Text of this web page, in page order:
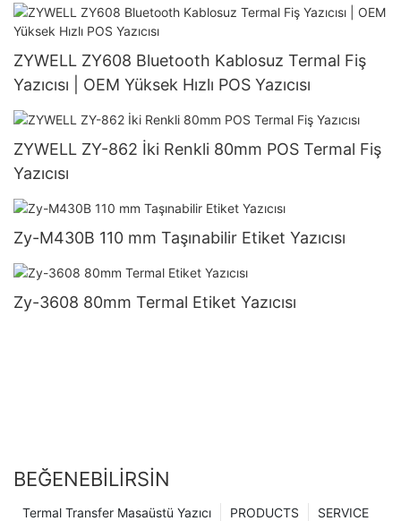
ZYWELL ZY608 Bluetooth Kablosuz Termal Fiş
Yazıcısı | OEM Yüksek Hızlı POS Yazıcısı
ZYWELL ZY-862 İki Renkli 80mm POS Termal Fiş
Yazıcısı
Zy-M430B 110 mm Taşınabilir Etiket Yazıcısı
Zy-3608 80mm Termal Etiket Yazıcısı
BEĞENEBILIRSIN
SERVICE
PRODUCTS
Termal Transfer Masaüstü Yazıcı